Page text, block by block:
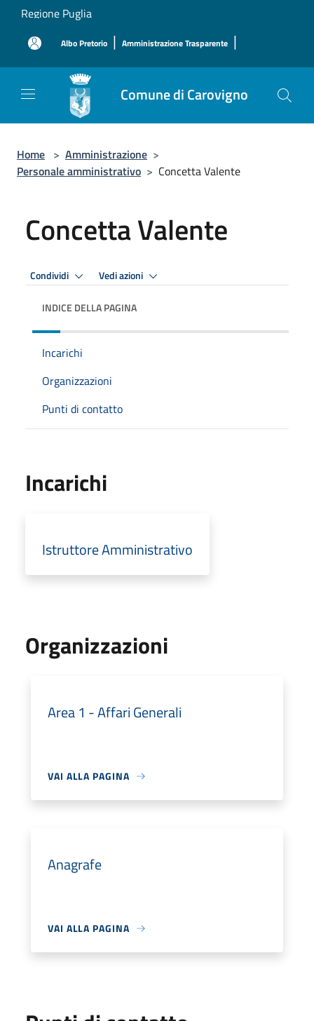
Salta al contenuto principale
Regione Puglia
Albo Pretorio | Amministrazione Trasparente |
Comune di Carovigno
Home > Amministrazione >
Personale amministrativo > Concetta Valente
Concetta Valente
Condividi Vedi azioni
INDICE DELLA PAGINA
Incarichi
Organizzazioni
Punti di contatto
Incarichi
Istruttore Amministrativo
Organizzazioni
Area 1 - Affari Generali
VAI ALLA PAGINA
Anagrafe
VAI ALLA PAGINA